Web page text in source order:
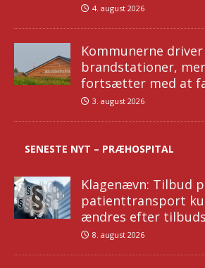
4. august 2026
Kommunerne
brandstationer,
fortsætter med at
3. august 2026
SENESTE NYT – PRÆHOSPITAL
Klagenævn: Tilbud
patienttransport
ændres efter
8. august 2026